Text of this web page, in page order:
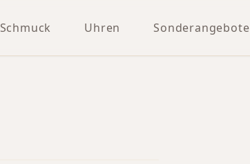
Schmuck Uhren Sonderangebote